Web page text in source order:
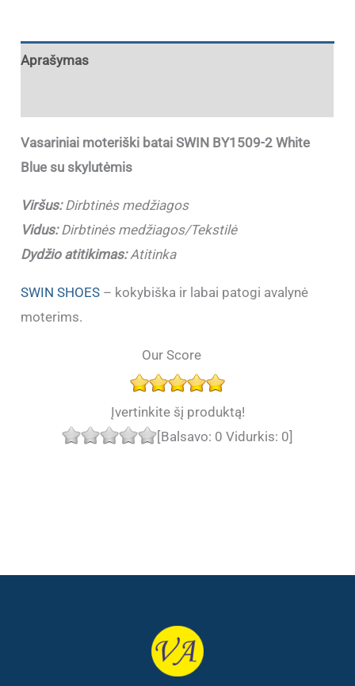
Aprašymas
Vasariniai moteriški batai SWIN BY1509-2 White
Blue su skylutėmis
Viršus:Dirbtinės medžiagos
Vidus:Dirbtinės medžiagos/Tekstilė
Dydžio atitikimas:Atitinka
SWIN SHOES – kokybiška ir labai patogi avalynė
moterims.
Our Score
Įvertinkite šį produktą!
[Balsavo: 0 Vidurkis: 0]